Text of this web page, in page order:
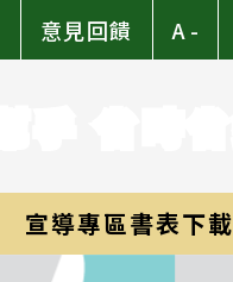
意見回饋 A -
宣導專區書表下載